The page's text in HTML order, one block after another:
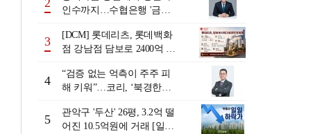
2
인수까지…수협은행 '금융
행 금융그룹의 꿈①]
3
[DCM] 롯데리츠, 롯데백화
점 강남점 담보로 2400억 조
4
“검증 없는 억측이 주주 피
해 키워”…코리, ‘북경한미
5
관악구 '두산' 26평, 3.2억 떨
어진 10.5억원에 거래 [일일